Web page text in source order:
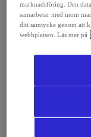
marknadsföring. Den
samarbetar med inom
ditt samtycke genom att
webbplatsen. Läs mer på